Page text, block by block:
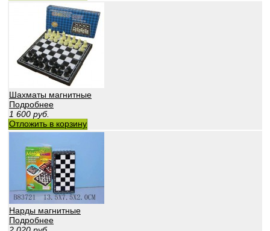
Шахматы магнитные
Подробнее
1 600 руб.
Отложить в корзину
Нарды магнитные
Подробнее